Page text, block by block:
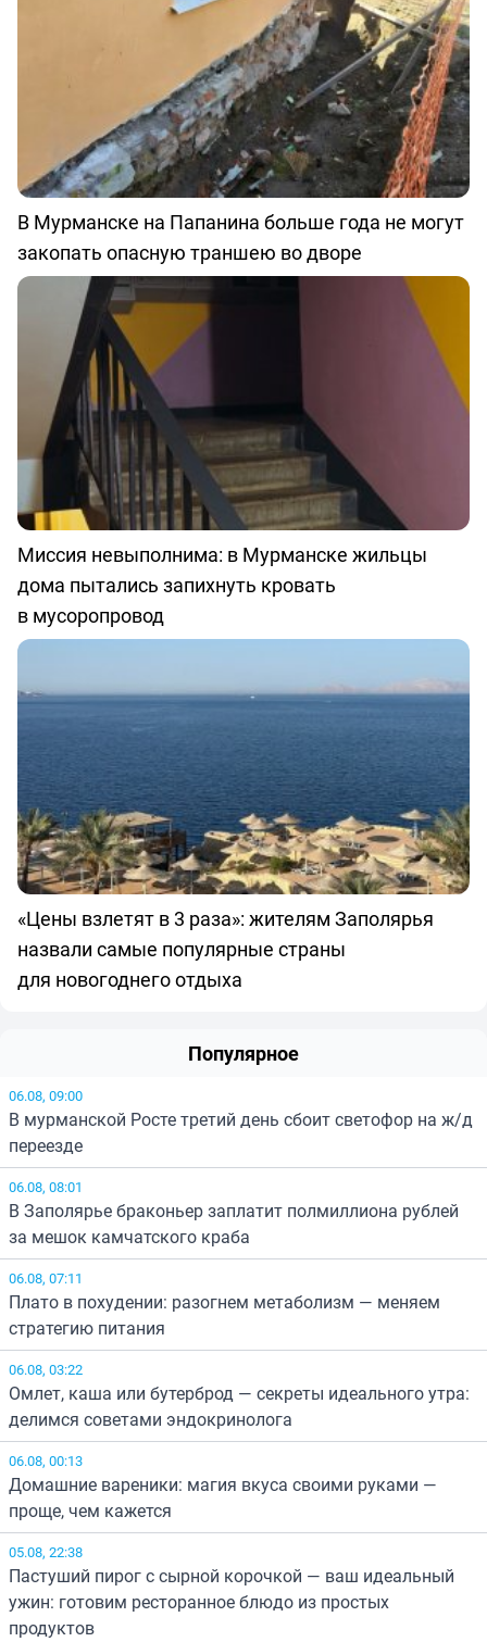
В Мурманске на Папанина больше года не могут
закопать опасную траншею во дворе
Миссия невыполнима: в Мурманске жильцы
дома пытались запихнуть кровать
в мусоропровод
«Цены взлетят в 3 раза»: жителям Заполярья
назвали самые популярные страны
для новогоднего отдыха
Популярное
06.08, 09:00
В мурманской Росте третий день сбоит светофор на ж/д
переезде
06.08, 08:01
В Заполярье браконьер заплатит полмиллиона рублей
за мешок камчатского краба
06.08, 07:11
Плато в похудении: разогнем метаболизм — меняем
стратегию питания
06.08, 03:22
Омлет, каша или бутерброд — секреты идеального утра:
делимся советами эндокринолога
06.08, 00:13
Домашние вареники: магия вкуса своими руками —
проще, чем кажется
05.08, 22:38
Пастуший пирог с сырной корочкой — ваш идеальный
ужин: готовим ресторанное блюдо из простых
продуктов